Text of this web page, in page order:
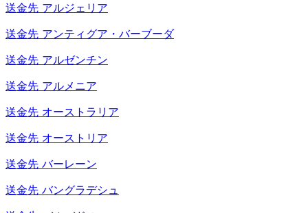
送金先 アルジェリア
送金先 アンティグア・バーブーダ
送金先 アルゼンチン
送金先 アルメニア
送金先 オーストラリア
送金先 オーストリア
送金先 バーレーン
送金先 バングラデシュ